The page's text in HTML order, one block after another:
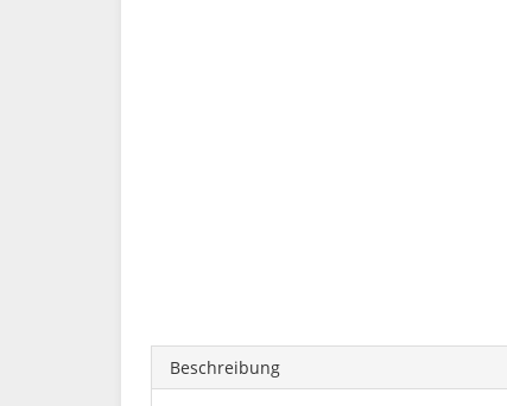
Beschreibung